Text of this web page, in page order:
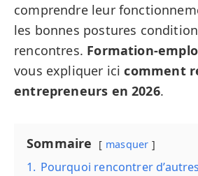
comprendre leur
les bonnes postures
rencontres. Formation-
vous expliquer icicomment
entrepreneurs en 2026.
Sommaire masquer
1. Pourquoi rencontrer